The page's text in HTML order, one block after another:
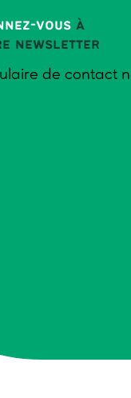
vous à
newsletter
de contact
à structurer
collective en
croisé
acteurs
de